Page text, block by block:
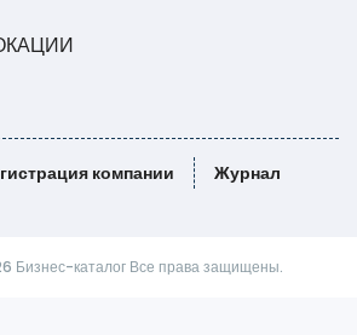
компании Журнал
Бизнес-каталог Все права защищены.